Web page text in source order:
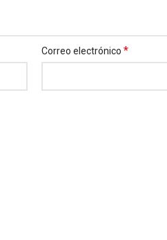
Correo electrónico *